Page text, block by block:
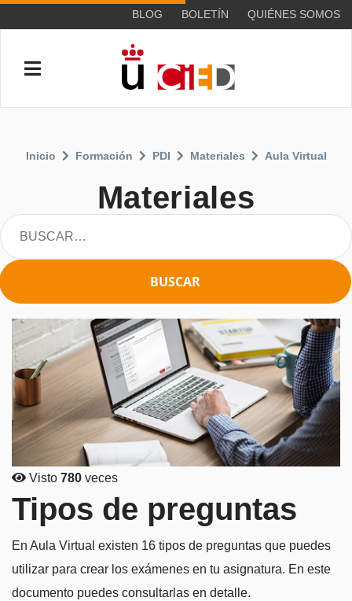
BLOG BOLETÍN QUIÉNES SOMOS
Materiales
Inicio Formación PDI Materiales Aula Virtual
BUSCAR
Visto 780 veces
Tipos de preguntas
En Aula Virtual existen 16 tipos de preguntas que puedes
utilizar para crear los exámenes en tu asignatura. En este
documento puedes consultarlas en detalle.